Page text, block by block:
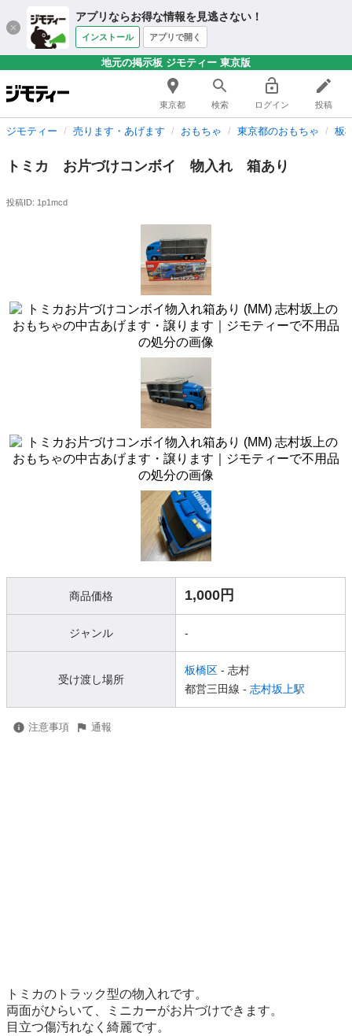
アプリならお得な情報を見逃さない！
インストール アプリで開く
地元の掲示板 ジモティー 東京版
東京都 検索 ログイン 投稿
ジモティー 売ります・あげます おもちゃ 東京都のおもちゃ 板
トミカ お片づけコンボイ 物入れ 箱あり
投稿ID: 1p1mcd
商品価格 1,000円
ジャンル -
受け渡し場所
板橋区 - 志村
都営三田線 - 志村坂上駅
注意事項 通報
トミカのトラック型の物入れです。
両面がひらいて、ミニカーがお片づけできます。
目立つ傷汚れなく綺麗です。